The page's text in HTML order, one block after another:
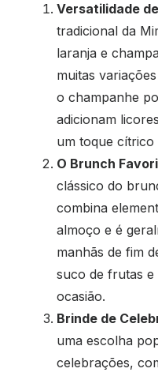
Versatilidade
tradicional da
laranja e
muitas
o champanhe
adicionam
um toque cítrico
O Brunch
clássico do
combina
almoço e é
manhãs de fim
suco de frutas
ocasião.
Brinde de
uma escolha
celebrações,